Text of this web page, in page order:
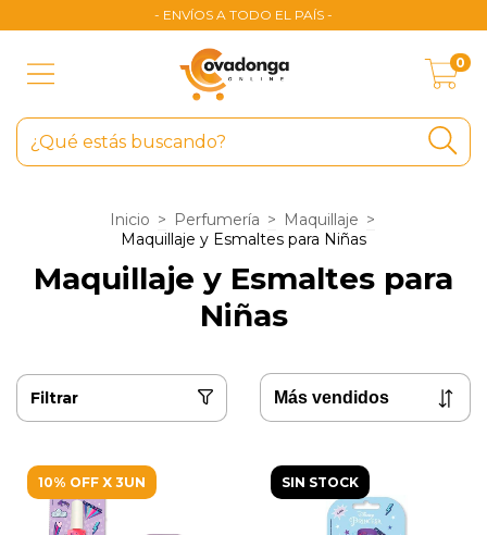
- ENVÍOS A TODO EL PAÍS -
0
Inicio > Perfumería > Maquillaje >
Maquillaje y Esmaltes para Niñas
Maquillaje y Esmaltes para
Niñas
Filtrar
10% OFF X 3UN SIN STOCK